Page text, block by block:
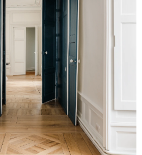
intérieure ?
professionnel de
Claire-Marie
. Son regard vous permettra
votre intérieuret de faire les